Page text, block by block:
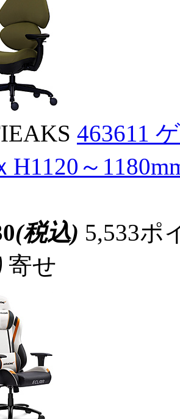
463611
H1120～
(税込) 5,533ポ
寄せ